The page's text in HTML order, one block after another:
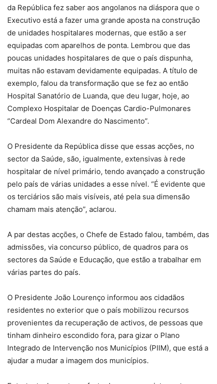
da República fez saber aos angolanos na diáspora que o
Executivo está a fazer uma grande aposta na construção
de unidades hospitalares modernas, que estão a ser
equipadas com aparelhos de ponta. Lembrou que das
poucas unidades hospitalares de que o país dispunha,
muitas não estavam devidamente equipadas. A título de
exemplo, falou da transformação que se fez ao então
Hospital Sanatório de Luanda, que deu lugar, hoje, ao
Complexo Hospitalar de Doenças Cardio-Pulmonares
“Cardeal Dom Alexandre do Nascimento”.
O Presidente da República disse que essas acções, no
sector da Saúde, são, igualmente, extensivas à rede
hospitalar de nível primário, tendo avançado a construção
pelo país de várias unidades a esse nível. “É evidente que
os terciários são mais visíveis, até pela sua dimensão
chamam mais atenção”, aclarou.
A par destas acções, o Chefe de Estado falou, também, das
admissões, via concurso público, de quadros para os
sectores da Saúde e Educação, que estão a trabalhar em
várias partes do país.
O Presidente João Lourenço informou aos cidadãos
residentes no exterior que o país mobilizou recursos
provenientes da recuperação de activos, de pessoas que
tinham dinheiro escondido fora, para gizar o Plano
Integrado de Intervenção nos Municípios (PIIM), que está a
ajudar a mudar a imagem dos municípios.